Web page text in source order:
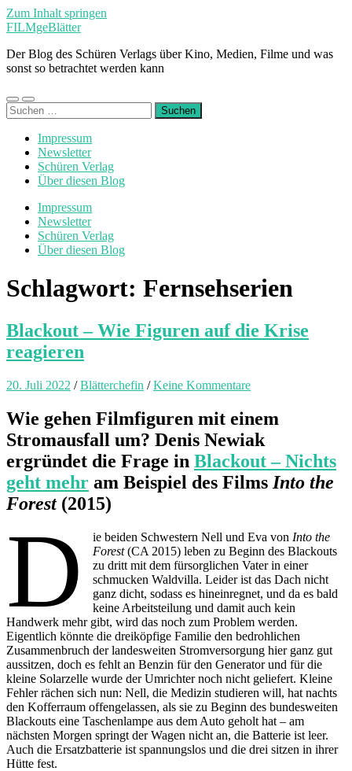
Zum Inhalt springen
FILMgeBlätter
Der Blog des Schüren Verlags über Kino, Medien, Filme und was
sonst so betrachtet werden kann
Mobile-
Menü
Suchfeld
ein-/ausblenden
Suchen
nach:
Impressum
Newsletter
Schüren Verlag
Über diesen Blog
Impressum
Newsletter
Schüren Verlag
Über diesen Blog
Schlagwort: Fernsehserien
Blackout – Wie Figuren auf die Krise
reagieren
20. Juli 2022 /Blätterchefin /Keine Kommentare
Wie gehen Filmfiguren mit einem
Stromausfall um? Denis Newiak
ergründet die Frage in Blackout – Nichts
geht mehr am Beispiel des Films Into the
Forest(2015)
D ie beiden Schwestern Nell und Eva von Into the
Forest(CA 2015) leben zu Beginn des Blackouts
zu dritt mit dem fürsorglichen Vater in einer
schmucken Waldvilla. Leider ist das Dach nicht
ganz dicht, sodass es hineinregnet, und da es bald
keine Arbeitsteilung und damit auch kein
Handwerk mehr gibt, wird das noch zum Problem werden.
Eigentlich könnte die dreiköpfige Familie den bedrohlichen
Zusammenbruch der landesweiten Stromversorgung hier ganz gut
aussitzen, doch es fehlt an Benzin für den Generator und für die
kleine Solarzelle wurde der Umrichter noch nicht geliefert. Kleine
Fehler rächen sich nun: Nell, die Medizin studieren will, hat nachts
den Kofferraum offengelassen, als sie zu Beginn des bundesweiten
Blackouts eine Taschenlampe aus dem Auto geholt hat – am
nächsten Morgen springt der Wagen nicht an, die Batterie ist leer.
Auch die Ersatzbatterie ist spannungslos und die drei sitzen in ihrer
Hütte fest.